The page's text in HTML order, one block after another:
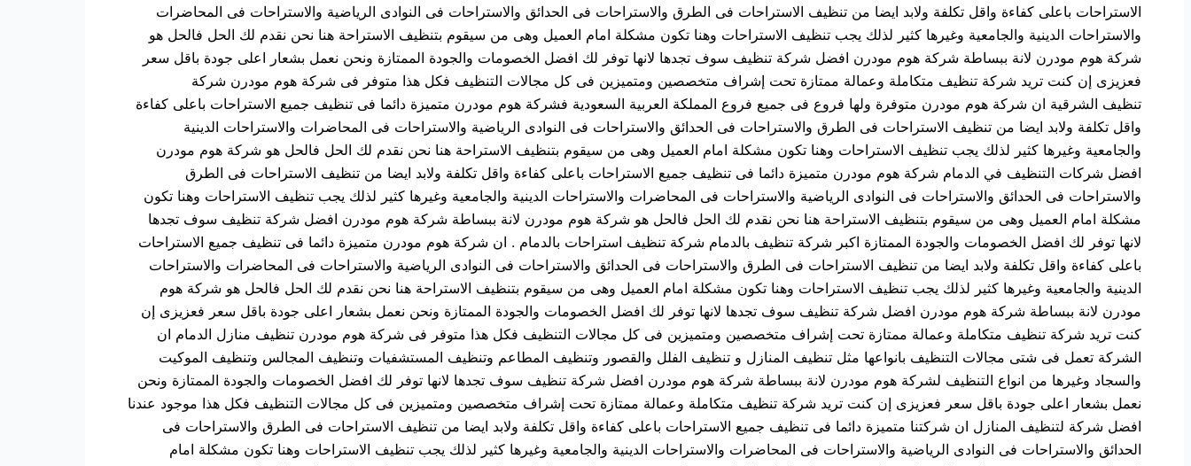
الاستراحات باعلى كفاءة واقل تكلفة ولابد ايضا من تنظيف الاستراحات فى الطرق والاستراحات فى الحدائق والاستراحات فى النوادى الرياضية والاستراحات فى المحاضرات
والاستراحات الدينية والجامعية وغيرها كثير لذلك يجب تنظيف الاستراحات وهنا تكون مشكلة امام العميل وهى من سيقوم بتنظيف الاستراحة هنا نحن نقدم لك الحل فالحل هو
شركة هوم مودرن لانة ببساطة شركة هوم مودرن افضل شركة تنظيف سوف تجدها لانها توفر لك افضل الخصومات والجودة الممتازة ونحن نعمل بشعار اعلى جودة باقل سعر
فعزيزى إن كنت تريد شركة تنظيف متكاملة وعمالة ممتازة تحت إشراف متخصصين ومتميزين فى كل مجالات التنظيف فكل هذا متوفر فى شركة هوم مودرن شركة
تنظيف الشرقية ان شركة هوم مودرن متوفرة ولها فروع فى جميع فروع المملكة العربية السعودية فشركة هوم مودرن متميزة دائما فى تنظيف جميع الاستراحات باعلى كفاءة
واقل تكلفة ولابد ايضا من تنظيف الاستراحات فى الطرق والاستراحات فى الحدائق والاستراحات فى النوادى الرياضية والاستراحات فى المحاضرات والاستراحات الدينية
والجامعية وغيرها كثير لذلك يجب تنظيف الاستراحات وهنا تكون مشكلة امام العميل وهى من سيقوم بتنظيف الاستراحة هنا نحن نقدم لك الحل فالحل هو شركة هوم مودرن
افضل شركات التنظيف في الدمام شركة هوم مودرن متميزة دائما فى تنظيف جميع الاستراحات باعلى كفاءة واقل تكلفة ولابد ايضا من تنظيف الاستراحات فى الطرق
والاستراحات فى الحدائق والاستراحات فى النوادى الرياضية والاستراحات فى المحاضرات والاستراحات الدينية والجامعية وغيرها كثير لذلك يجب تنظيف الاستراحات وهنا تكون
مشكلة امام العميل وهى من سيقوم بتنظيف الاستراحة هنا نحن نقدم لك الحل فالحل هو شركة هوم مودرن لانة ببساطة شركة هوم مودرن افضل شركة تنظيف سوف تجدها
لانها توفر لك افضل الخصومات والجودة الممتازة اكبر شركة تنظيف بالدمام شركة تنظيف استراحات بالدمام . ان شركة هوم مودرن متميزة دائما فى تنظيف جميع الاستراحات
باعلى كفاءة واقل تكلفة ولابد ايضا من تنظيف الاستراحات فى الطرق والاستراحات فى الحدائق والاستراحات فى النوادى الرياضية والاستراحات فى المحاضرات والاستراحات
الدينية والجامعية وغيرها كثير لذلك يجب تنظيف الاستراحات وهنا تكون مشكلة امام العميل وهى من سيقوم بتنظيف الاستراحة هنا نحن نقدم لك الحل فالحل هو شركة هوم
مودرن لانة ببساطة شركة هوم مودرن افضل شركة تنظيف سوف تجدها لانها توفر لك افضل الخصومات والجودة الممتازة ونحن نعمل بشعار اعلى جودة باقل سعر فعزيزى إن
كنت تريد شركة تنظيف متكاملة وعمالة ممتازة تحت إشراف متخصصين ومتميزين فى كل مجالات التنظيف فكل هذا متوفر فى شركة هوم مودرن تنظيف منازل الدمام ان
الشركة تعمل فى شتى مجالات التنظيف بانواعها مثل تنظيف المنازل و تنظيف الفلل والقصور وتنظيف المطاعم وتنظيف المستشفيات وتنظيف المجالس وتنظيف الموكيت
والسجاد وغيرها من انواع التنظيف لشركة هوم مودرن لانة ببساطة شركة هوم مودرن افضل شركة تنظيف سوف تجدها لانها توفر لك افضل الخصومات والجودة الممتازة ونحن
نعمل بشعار اعلى جودة باقل سعر فعزيزى إن كنت تريد شركة تنظيف متكاملة وعمالة ممتازة تحت إشراف متخصصين ومتميزين فى كل مجالات التنظيف فكل هذا موجود عندنا
افضل شركة لتنظيف المنازل ان شركتنا متميزة دائما فى تنظيف جميع الاستراحات باعلى كفاءة واقل تكلفة ولابد ايضا من تنظيف الاستراحات فى الطرق والاستراحات فى
الحدائق والاستراحات فى النوادى الرياضية والاستراحات فى المحاضرات والاستراحات الدينية والجامعية وغيرها كثير لذلك يجب تنظيف الاستراحات وهنا تكون مشكلة امام